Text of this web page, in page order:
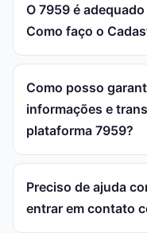
O 7959 é
Como faço o
Como posso
informações e
plataforma 7959?
Preciso de ajuda
entrar em contato